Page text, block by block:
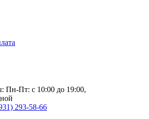
Пн-Пт: с 10:00 до 19:00,
293-58-66